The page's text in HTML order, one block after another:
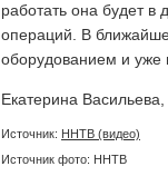
работать она будет в
операций. В
оборудованием и уже
Екатерина
Источник: ННТВ (видео)
Источник фото: ННТВ